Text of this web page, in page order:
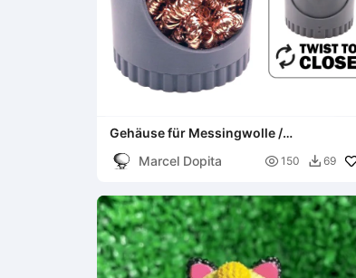
Gehäuse für Messingwolle /
Marcel Dopita
 150  69